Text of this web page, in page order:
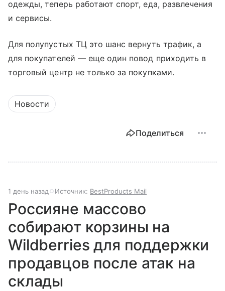
одежды, теперь работают спорт, еда, развлечения
и сервисы.
Для полупустых ТЦ это шанс вернуть трафик, а
для покупателей — еще один повод приходить в
торговый центр не только за покупками.
Новости
Поделиться
1 день назад Источник: BestProducts Mail
Россияне массово
собирают корзины на
Wildberries для поддержки
продавцов после атак на
склады